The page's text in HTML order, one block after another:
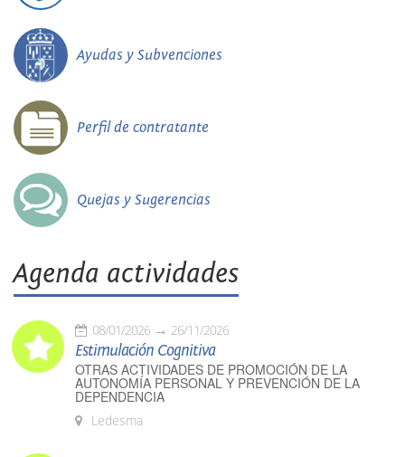
Ayudas y Subvenciones
Perfil de contratante
Quejas y Sugerencias
Agenda actividades
08/01/2026 26/11/2026
Estimulación Cognitiva
OTRAS ACTIVIDADES DE PROMOCIÓN DE LA
AUTONOMÍA PERSONAL Y PREVENCIÓN DE LA
DEPENDENCIA
Ledesma